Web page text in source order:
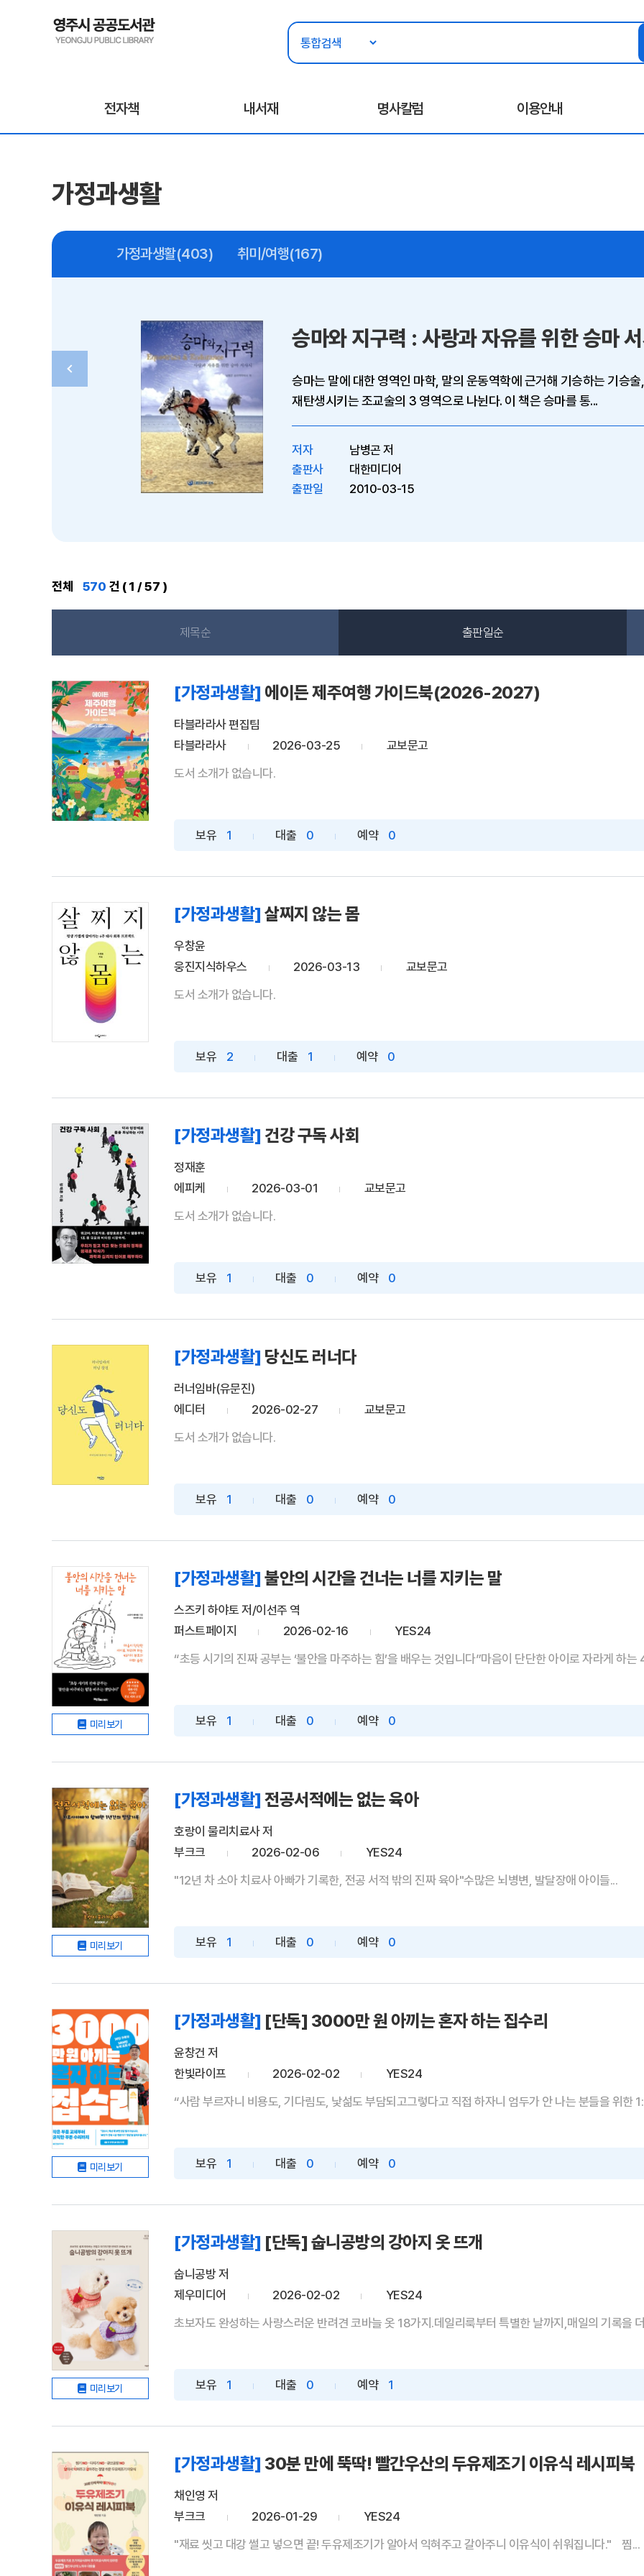
전자책 내서재 명사칼럼 이용안내
가정과생활
가정과생활(403) 취미/여행(167)
승마와 지구력 : 사랑과 자유를 위한 승마 서사
승마는 말에 대한 영역인 마학, 말의 운동역학에 근거해 기승하는 기승술, 그
재탄생시키는 조교술의 3 영역으로 나뉜다. 이 책은 승마를 통...
남병곤 저
출판사
대한미디어
출판일
2010-03-15
전체 570 건 ( 1 / 57 )
제목순 출판일순
[가정과생활] 에이든 제주여행 가이드북(2026-2027)
타블라라사 편집팀
타블라라사
2026-03-25
교보문고
도서 소개가 없습니다.
보유 1 대출 0 예약 0
[가정과생활] 살찌지 않는 몸
우창윤
웅진지식하우스
2026-03-13
교보문고
도서 소개가 없습니다.
보유 2 대출 1 예약 0
[가정과생활] 건강 구독 사회
정재훈
에피케
2026-03-01
교보문고
도서 소개가 없습니다.
보유 1 대출 0 예약 0
[가정과생활] 당신도 러너다
러너임바(유문진)
에디터
2026-02-27
교보문고
도서 소개가 없습니다.
보유 1 대출 0 예약 0
미리보기
[가정과생활] 불안의 시간을 건너는 너를 지키는 말
스즈키 하야토 저/이선주 역
퍼스트페이지
2026-02-16
YES24
“초등 시기의 진짜 공부는 ‘불안을 마주하는 힘’을 배우는 것입니다”마음이 단단한 아이로 자라게 하는
보유 1 대출 0 예약 0
미리보기
[가정과생활] 전공서적에는 없는 육아
호랑이 물리치료사 저
부크크
2026-02-06
YES24
"12년 차 소아 치료사 아빠가 기록한, 전공 서적 밖의 진짜 육아"수많은 뇌병변, 발달장애 아이들...
보유 1 대출 0 예약 0
미리보기
[가정과생활] [단독] 3000만 원 아끼는 혼자 하는 집수리
윤창건 저
한빛라이프
2026-02-02
YES24
“사람 부르자니 비용도, 기다림도, 낯섦도 부담되고그렇다고 직접 하자니 엄두가 안 나는 분들을 위한
보유 1 대출 0 예약 0
미리보기
[가정과생활] [단독] 숩니공방의 강아지 옷 뜨개
숩니공방 저
제우미디어
2026-02-02
YES24
초보자도 완성하는 사랑스러운 반려견 코바늘 옷 18가지.데일리룩부터 특별한 날까지,매일의 기록을
보유 1 대출 0 예약 1
[가정과생활] 30분 만에 뚝딱! 빨간우산의 두유제조기 이유식 레시피북
채인영 저
부크크
2026-01-29
YES24
"재료 씻고 대강 썰고 넣으면 끝! 두유제조기가 알아서 익혀주고 갈아주니 이유식이 쉬워집니다." 찜...